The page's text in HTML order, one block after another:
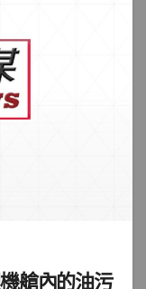
艙內的油污